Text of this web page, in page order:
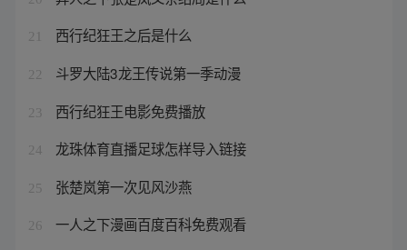
21 西行纪狂王之后是什么
22 斗罗大陆3龙王传说第一季动漫
23 西行纪狂王电影免费播放
24 龙珠体育直播足球怎样导入链接
25 张楚岚第一次见风沙燕
26 一人之下漫画百度百科免费观看